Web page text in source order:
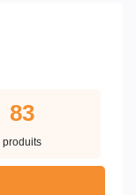
83
produits